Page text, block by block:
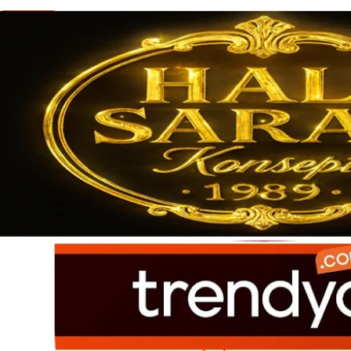
Ürün açıklamasında eksik bilgiler bulunuyor.
Ürün bilgilerinde hatalar bulunuyor.
Ürün fiyatı diğer sitelerden daha pahalı.
Bu ürüne benzer farklı alternatifler olmalı.